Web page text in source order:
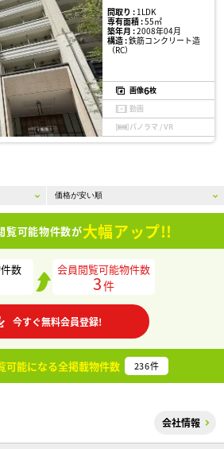
間取り :1LDK
専有面積 :55㎡
築年月 :2008年04月
構造 :鉄筋コンクリート造
（RC）
画像6枚
動画
パノラマ / VR
覧可能物件数が大幅アップ!!
数 会員閲覧可能物件数
3件
今すぐ無料会員登録!
可能になる全掲載物件数 236件
会社情報